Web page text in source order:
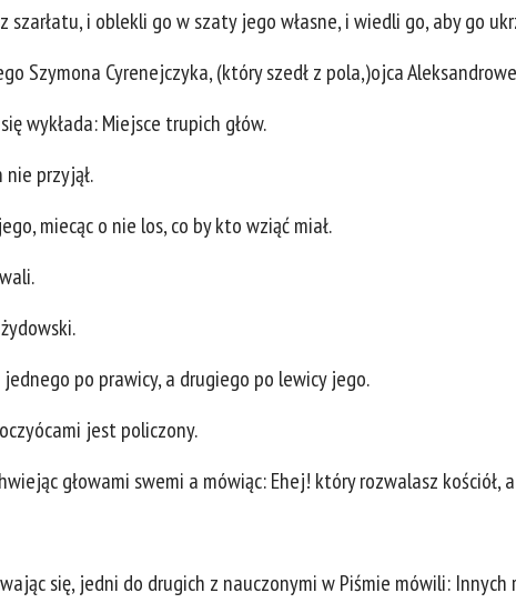
szarłatu, i oblekli go w szaty jego własne, i wiedli go, aby go
Szymona Cyrenejczyka, (który szedł z pola,)ojca
wykłada: Miejsce trupich głów.
przyjął.
miecąc o nie los, co by kto wziąć miał.
po prawicy, a drugiego po lewicy jego.
jest policzony.
głowami swemi a mówiąc: Ehej! który rozwalasz
się, jedni do drugich z nauczonymi w Piśmie mówili: